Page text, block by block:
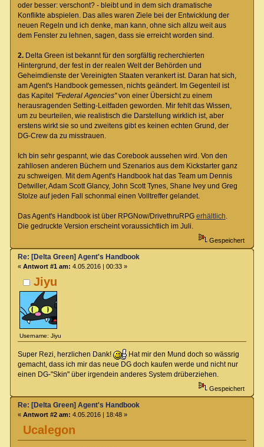
oder besser: verschont? - bleibt und in dem sich dramatische
Konflikte abspielen. Das alles waren Ziele bei der Entwicklung der
neuen Regeln und ich denke, man kann, ohne sich allzu weit aus
dem Fenster zu lehnen, sagen, dass sie erreicht worden sind.
2. Delta Green ist bekannt für den sorgfältig recherchierten
Hintergrund, der fest in der realen Welt der Behörden und
Geheimdienste der Vereinigten Staaten verankert ist. Daran hat sich,
am Agent's Handbook gemessen, nichts geändert. Im Gegenteil ist
das Kapitel "Federal Agencies"von einer Übersicht zu einem
herausragenden Setting-Leitfaden geworden. Mir fehlt das Wissen,
um zu beurteilen, wie realistisch die Darstellung wirklich ist, aber
erstens wirkt sie so und zweitens gibt es keinen echten Grund, der
DG-Crew da zu misstrauen.
Ich bin sehr gespannt, wie das Corebook aussehen wird. Von den
zahllosen anderen Büchern und Szenarios aus dem Kickstarter ganz
zu schweigen. Mit dem Agent's Handbook hat das Team um Dennis
Detwiller, Adam Scott Glancy, John Scott Tynes, Shane Ivey und Greg
Stolze auf jeden Fall schonmal einen Volltreffer gelandet.
Das Agent's Handbook ist über RPGNow/DrivethruRPG erhältlich.
Die gedruckte Version erscheint voraussichtlich im Juli.
Gespeichert
Jiyu
Username: Jiyu
Re: [Delta Green] Agent's Handbook
« Antwort #1 am: 4.05.2016 | 00:33 »
Super Rezi, herzlichen Dank!
Hat mir den Mund doch so wässrig
gemacht, dass ich mir das neue DG doch kaufen werde und nicht nur
einen DG-"Skin" über irgendein anderes System drüberziehen.
Gespeichert
Ucalegon
Re: [Delta Green] Agent's Handbook
« Antwort #2 am: 4.05.2016 | 18:48 »